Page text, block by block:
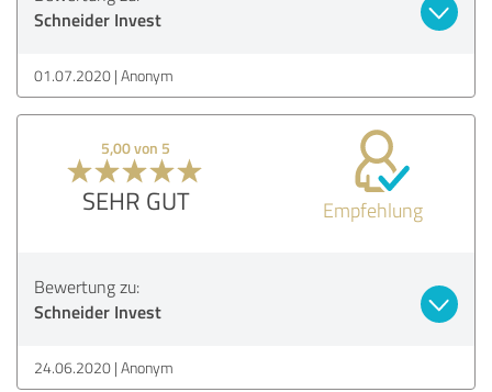
Schneider Invest
01.07.2020 Anonym
5,00 von 5
SEHR GUT Empfehlung
Bewertung zu:
Schneider Invest
24.06.2020 Anonym